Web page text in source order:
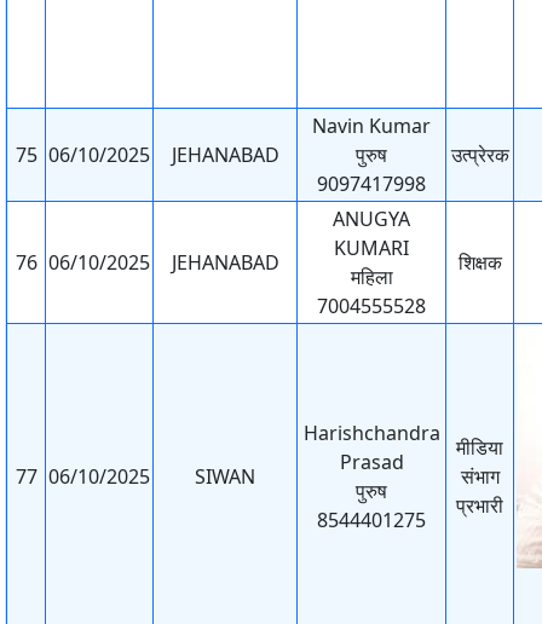
75 06/10/2025 JEHANABAD
Navin Kumar
पुरुष
9097417998
उत्प्रेरक
76 06/10/2025 JEHANABAD
ANUGYA
KUMARI
महिला
7004555528
शिक्षक
77 06/10/2025 SIWAN
Harishchandra
Prasad
पुरुष
8544401275
मीडिया
संभाग
प्रभारी